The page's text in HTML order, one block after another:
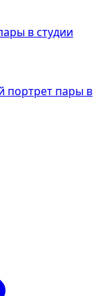
портрет пары в